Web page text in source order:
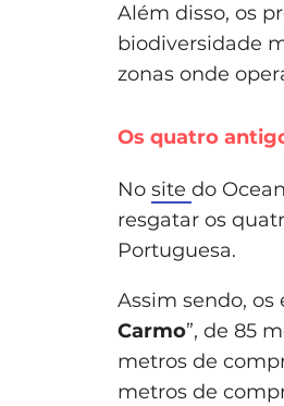
Além disso, os
biodiversidade
zonas onde
Os quatro
No site do
resgatar os
Portuguesa.
Assim sendo,
Carmo”, de 85
metros de
metros de